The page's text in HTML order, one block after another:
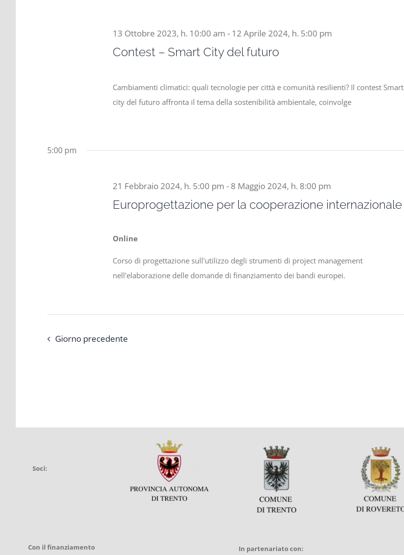
Contest – Smart City del futuro
13 Ottobre 2023, h. 10:00 am - 12 Aprile 2024, h. 5:00 pm
Cambiamenti climatici: quali tecnologie per città e comunità resilienti? Il contest Smart
city del futuro affronta il tema della sostenibilità ambientale, coinvolge
5:00 pm
Europrogettazione per la cooperazione internazionale
21 Febbraio 2024, h. 5:00 pm - 8 Maggio 2024, h. 8:00 pm
Online
Corso di progettazione sull'utilizzo degli strumenti di project management
nell'elaborazione delle domande di finanziamento dei bandi europei.
Giorno precedente
Soci:
Con il finanziamento In partenariato con: